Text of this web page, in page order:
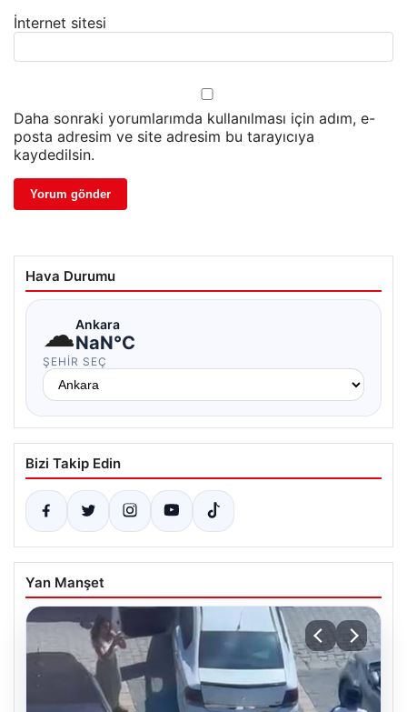
İnternet sitesi
Daha sonraki yorumlarımda kullanılması için adım, e-
posta adresim ve site adresim bu tarayıcıya
kaydedilsin.
Hava Durumu
☁Ankara
NaN°C
ŞEHIR SEÇ
Bizi Takip Edin
Yan Manşet